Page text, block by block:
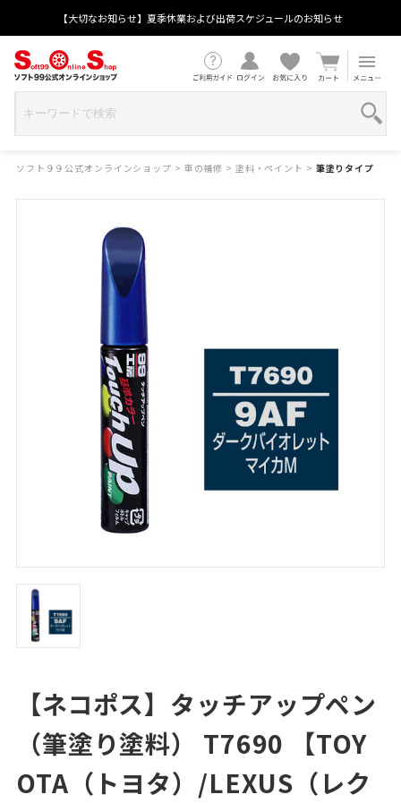
【大切なお知らせ】夏季休業および出荷スケジュールのお知らせ
ソフト９９公式オンラインショップ > 車の補修 > 塗料・ペイント > 筆塗りタイプ
【ネコポス】タッチアップペン
（筆塗り塗料） T7690 【TOY
OTA（トヨタ）/LEXUS（レク